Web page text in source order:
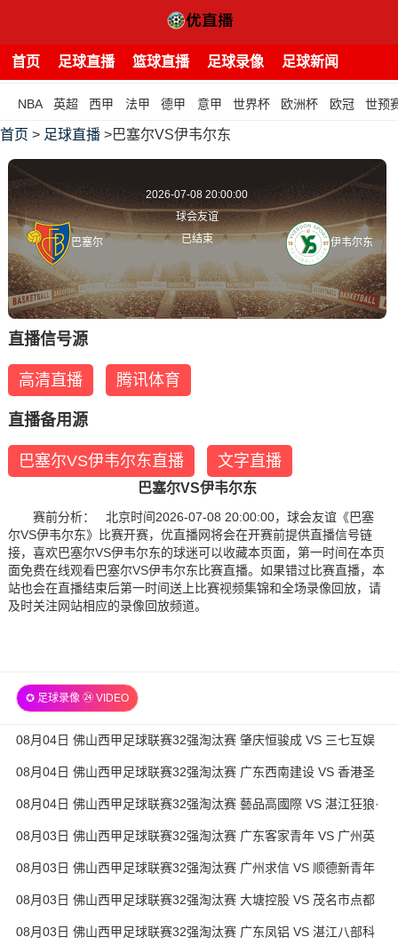
首页 足球直播 篮球直播 足球录像 足球新闻
NBA 英超 西甲 法甲 德甲 意甲 世界杯 欧洲杯 欧冠 世预
首页 > 足球直播 >巴塞尔VS伊韦尔东
巴塞尔
2026-07-08 20:00:00
球会友谊
已结束
伊韦尔东
直播信号源
高清直播 腾讯体育
直播备用源
巴塞尔VS伊韦尔东直播 文字直播
巴塞尔VS伊韦尔东
赛前分析： 北京时间2026-07-08 20:00:00，球会友谊《巴塞
尔VS伊韦尔东》比赛开赛，优直播网将会在开赛前提供直播信号链
接，喜欢巴塞尔VS伊韦尔东的球迷可以收藏本页面，第一时间在本页
面免费在线观看巴塞尔VS伊韦尔东比赛直播。如果错过比赛直播，本
站也会在直播结束后第一时间送上比赛视频集锦和全场录像回放，请
及时关注网站相应的录像回放频道。
✪ 足球录像 ㉔ VIDEO
08月04日 佛山西甲足球联赛32强淘汰赛 肇庆恒骏成 VS 三七互娱
全场录像
08月04日 佛山西甲足球联赛32强淘汰赛 广东西南建设 VS 香港圣
徒 全场录像
08月04日 佛山西甲足球联赛32强淘汰赛 藝品高國際 VS 湛江狂狼·
粵辉能源 全场录像
08月03日 佛山西甲足球联赛32强淘汰赛 广东客家青年 VS 广州英
华思力U17 全场录像
08月03日 佛山西甲足球联赛32强淘汰赛 广州求信 VS 顺德新青年
全场录像
08月03日 佛山西甲足球联赛32强淘汰赛 大塘控股 VS 茂名市点都
得 全场录像
08月03日 佛山西甲足球联赛32强淘汰赛 广东凤铝 VS 湛江八部科